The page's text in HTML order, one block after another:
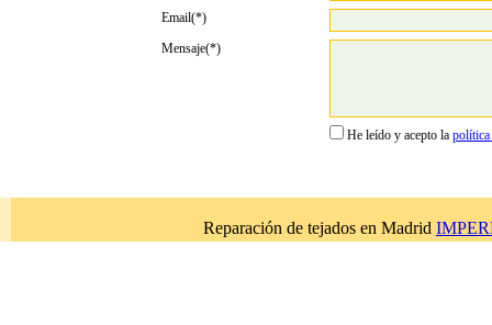
Email(*)
Mensaje(*)
He leído y acepto la política
Reparación de tejados en Madrid